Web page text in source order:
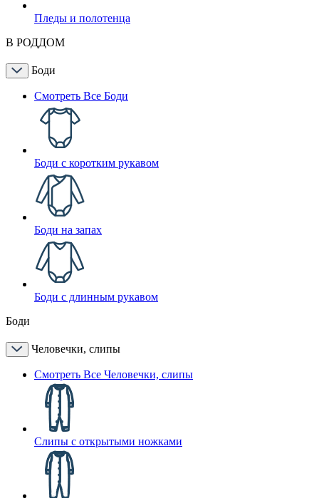
Пледы и полотенца
В РОДДОМ
Боди
Смотреть Все Боди
Боди с коротким рукавом
Боди на запах
Боди с длинным рукавом
Боди
Человечки, слипы
Смотреть Все Человечки, слипы
Слипы с открытыми ножками